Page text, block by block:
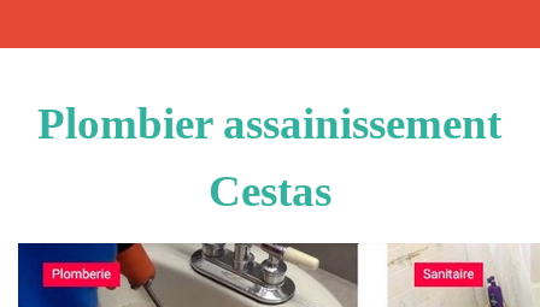
Plombier assainissement
Cestas